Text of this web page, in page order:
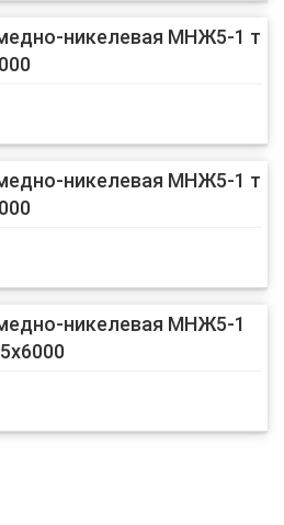
никелевая МНЖ5-1 т
никелевая МНЖ5-1 т
никелевая МНЖ5-1